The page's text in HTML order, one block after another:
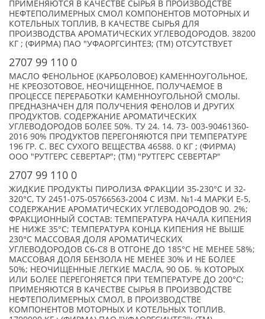
ПРИМЕНЯЮТСЯ В КАЧЕСТВЕ СЫРЬЯ В ПРОИЗВОДСТВЕ
НЕФТЕПОЛИМЕРНЫХ СМОЛ КОМПОНЕНТОВ МОТОРНЫХ И
КОТЕЛЬНЫХ ТОПЛИВ, В КАЧЕСТВЕ СЫРЬЯ ДЛЯ
ПРОИЗВОДСТВА АРОМАТИЧЕСКИХ УГЛЕВОДОРОДОВ. 38200
КГ ; (ФИРМА) ПАО "УФАОРГСИНТЕЗ; (TM) ОТСУТСТВУЕТ
2707 99 110 0
МАСЛО ФЕНОЛЬНОЕ (КАРБОЛОВОЕ) КАМЕННОУГОЛЬНОЕ,
НЕ КРЕОЗОТОВОЕ, НЕОЧИЩЕННОЕ, ПОЛУЧАЕМОЕ В
ПРОЦЕССЕ ПЕРЕРАБОТКИ КАМЕННОУГОЛЬНОЙ СМОЛЫ.
ПРЕДНАЗНАЧЕН ДЛЯ ПОЛУЧЕНИЯ ФЕНОЛОВ И ДРУГИХ
ПРОДУКТОВ. СОДЕРЖАНИЕ АРОМАТИЧЕСКИХ
УГЛЕВОДОРОДОВ БОЛЕЕ 50%. ТУ 24. 14. 73- 003-90461360-
2016 90% ПРОДУКТОВ ПЕРЕГОНЯЮТСЯ ПРИ ТЕМПЕРАТУРЕ
196 ГР. С. ВЕС СУХОГО ВЕЩЕСТВА 46588. 0 КГ ; (ФИРМА)
ООО "РУТГЕРС СЕВЕРТАР"; (TM) "РУТГЕРС СЕВЕРТАР"
2707 99 110 0
ЖИДКИЕ ПРОДУКТЫ ПИРОЛИЗА ФРАКЦИИ 35-230°C И 32-
320°C, ТУ 2451-075-05766563-2004 С ИЗМ. №1-4 МАРКИ Е-5,
СОДЕРЖАНИЕ АРОМАТИЧЕСКИХ УГЛЕВОДОРОДОВ 90. 2%;
ФРАКЦИОННЫЙ СОСТАВ: ТЕМПЕРАТУРА НАЧАЛА КИПЕНИЯ
НЕ НИЖЕ 35°C; ТЕМПЕРАТУРА КОНЦА КИПЕНИЯ НЕ ВЫШЕ
230°C МАССОВАЯ ДОЛЯ АРОМАТИЧЕСКИХ
УГЛЕВОДОРОДОВ С6-С8 В ОТГОНЕ ДО 185°C НЕ МЕНЕЕ 58%;
МАССОВАЯ ДОЛЯ БЕНЗОЛА НЕ МЕНЕЕ 30% И НЕ БОЛЕЕ
50%; НЕОЧИЩЕННЫЕ ЛЕГКИЕ МАСЛА, 90 ОБ. % КОТОРЫХ
ИЛИ БОЛЕЕ ПЕРЕГОНЯЕТСЯ ПРИ ТЕМПЕРАТУРЕ ДО 200°С;
ПРИМЕНЯЮТСЯ В КАЧЕСТВЕ СЫРЬЯ В ПРОИЗВОДСТВЕ
НЕФТЕПОЛИМЕРНЫХ СМОЛ, В ПРОИЗВОДСТВЕ
КОМПОНЕНТОВ МОТОРНЫХ И КОТЕЛЬНЫХ ТОПЛИВ.